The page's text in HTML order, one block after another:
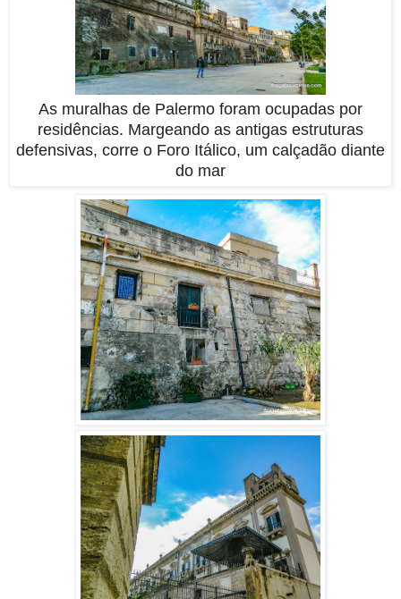
As muralhas de Palermo foram ocupadas por
residências. Margeando as antigas estruturas
defensivas, corre o Foro Itálico, um calçadão diante
do mar